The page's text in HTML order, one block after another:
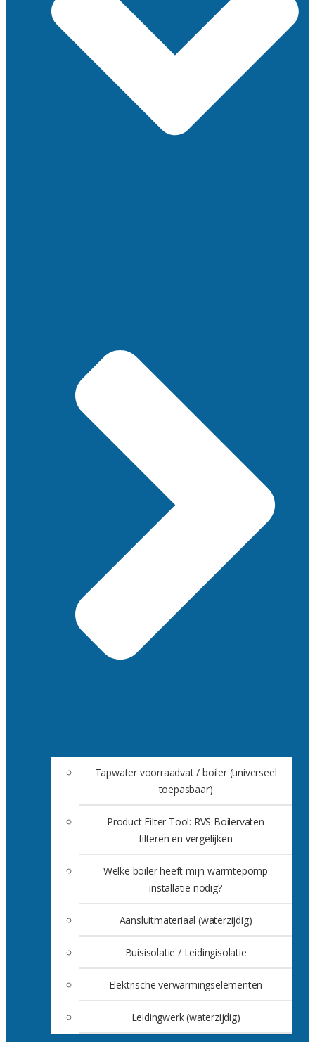
Tapwater voorraadvat / boiler (universeel
toepasbaar)
Product Filter Tool: RVS Boilervaten
filteren en vergelijken
Welke boiler heeft mijn warmtepomp
installatie nodig?
Aansluitmateriaal (waterzijdig)
Buisisolatie / Leidingisolatie
Elektrische verwarmingselementen
Leidingwerk (waterzijdig)